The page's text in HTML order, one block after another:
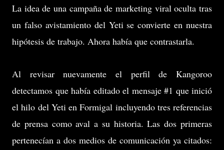
La idea de una campaña de marketing viral oculta tras
un falso avistamiento del Yeti se convierte en nuestra
hipótesis de trabajo. Ahora había que contrastarla.
Al revisar nuevamente el perfil de Kangoroo
detectamos que había editado el mensaje #1 que inició
el hilo del Yeti en Formigal incluyendo tres referencias
de prensa como aval a su historia. Las dos primeras
pertenecían a dos medios de comunicación ya citados: